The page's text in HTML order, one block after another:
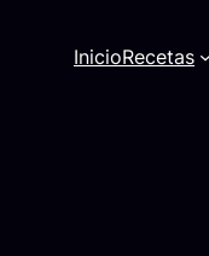
InicioRecetas